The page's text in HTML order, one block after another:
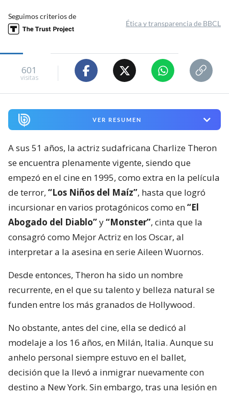
Seguimos criterios de
Ética y transparencia de BBCL
601
visitas
VER RESUMEN
A sus 51 años, la actriz sudafricana Charlize Theron
se encuentra plenamente vigente, siendo que
empezó en el cine en 1995, como extra en la película
de terror, “Los Niños del Maíz”, hasta que logró
incursionar en varios protagónicos como en“El
Abogado del Diablo”y“Monster”, cinta que la
consagró como Mejor Actriz en los Oscar, al
interpretar a la asesina en serie Aileen Wuornos.
Desde entonces, Theron ha sido un nombre
recurrente, en el que su talento y belleza natural se
funden entre los más granados de Hollywood.
No obstante, antes del cine, ella se dedicó al
modelaje a los 16 años, en Milán, Italia. Aunque su
anhelo personal siempre estuvo en el ballet,
decisión que la llevó a inmigrar nuevamente con
destino a New York. Sin embargo, tras una lesión en